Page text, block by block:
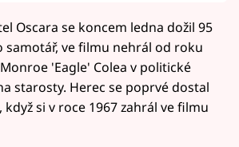
Oscara se koncem ledna dožil 95
samotář, ve filmu nehrál od roku
'Eagle' Colea v politické
starosty. Herec se poprvé dostal
si v roce 1967 zahrál ve filmu